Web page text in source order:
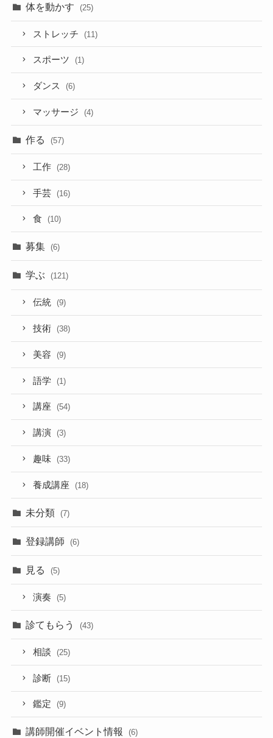
体を動かす (25)
ストレッチ (11)
スポーツ (1)
ダンス (6)
マッサージ (4)
作る (57)
工作 (28)
手芸 (16)
食 (10)
募集 (6)
学ぶ (121)
伝統 (9)
技術 (38)
美容 (9)
語学 (1)
講座 (54)
講演 (3)
趣味 (33)
養成講座 (18)
未分類 (7)
登録講師 (6)
見る (5)
演奏 (5)
診てもらう (43)
相談 (25)
診断 (15)
鑑定 (9)
講師開催イベント情報 (6)